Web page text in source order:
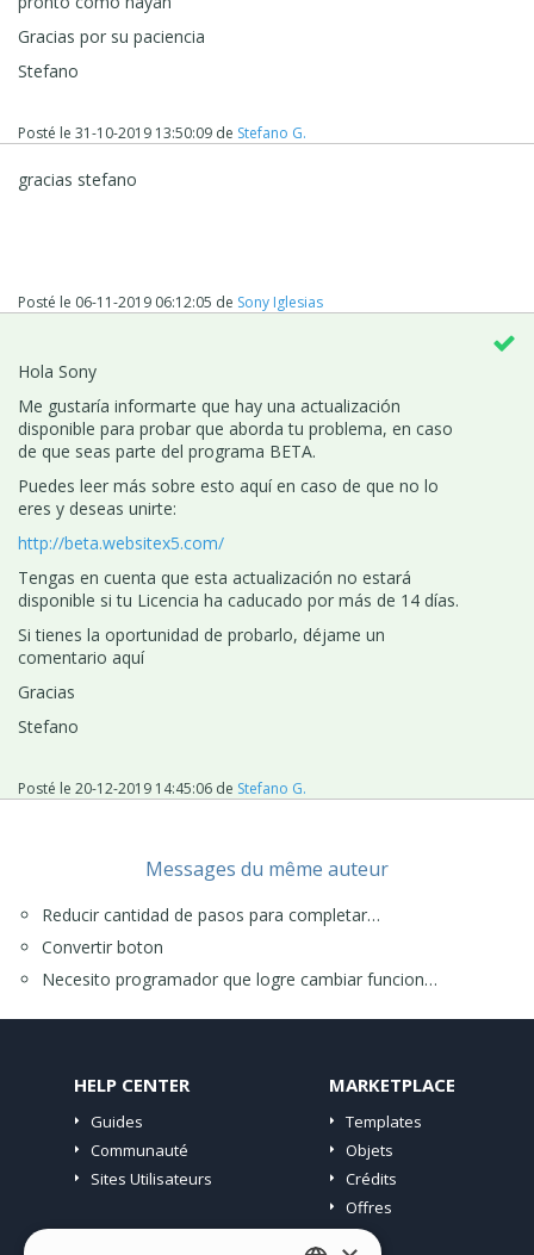
Gracias por su paciencia
Stefano
Posté le 31-10-2019 13:50:09 de Stefano G.
gracias stefano
Posté le 06-11-2019 06:12:05 de Sony Iglesias
Hola Sony
Me gustaría informarte que hay una actualización
disponible para probar que aborda tu problema, en caso
de que seas parte del programa BETA.
Puedes leer más sobre esto aquí en caso de que no lo
eres y deseas unirte:
http://beta.websitex5.com/
Tengas en cuenta que esta actualización no estará
disponible si tu Licencia ha caducado por más de 14 días.
Si tienes la oportunidad de probarlo, déjame un
comentario aquí
Gracias
Stefano
Posté le 20-12-2019 14:45:06 de Stefano G.
Messages du même auteur
Reducir cantidad de pasos para completar…
Convertir boton
Necesito programador que logre cambiar funcion…
HELP CENTER
Guides
Communauté
Sites Utilisateurs
MARKETPLACE
Templates
Objets
Crédits
Offres